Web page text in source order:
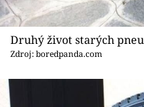
Druhý život starých
Zdroj: boredpanda.com